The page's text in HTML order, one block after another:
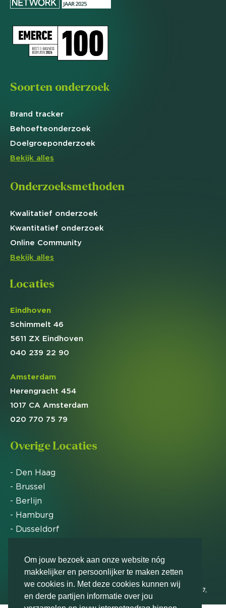
Om jouw bezoek aan onze website nóg
makkelijker en persoonlijker te maken zetten
we cookies in. Met deze cookies kunnen wij
en derde partijen informatie over jou
Soorten onderzoek
Brand tracker
Behoefteonderzoek
Doelgroeponderzoek
Bekijk alles
Onderzoeksmethoden
Kwalitatief onderzoek
Kwantitatief onderzoek
Online Community
Bekijk alles
Locaties
Eindhoven
Schimmelt 46
5611 ZX Eindhoven
040 239 22 90
Amsterdam
Herengracht 454
1017 CA Amsterdam
020 770 75 79
Overige Locaties
- Den Haag
- Brussel
- Berlijn
- Hamburg
- Dusseldorf
Markteffect is door het Financieele Dagblad
uitgeroepen tot FD Gazelle in 2012, 2015, 2016, 2017,
2018, 2019, 2020, 2021, 2022, 2023, 2024 en 2025